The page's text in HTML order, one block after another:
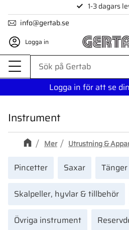
Meny
1-3 dagars
info@gertab.se
Logga in
Logga in för att se
Instrument
Mer Utrustning &
Pincetter Saxar Tänger
Skalpeller, hyvlar & tillbehör
Övriga instrument